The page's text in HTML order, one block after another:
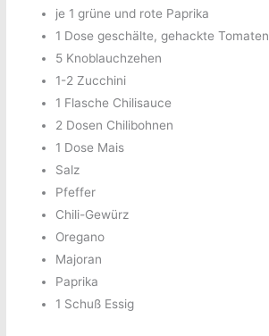
je 1 grüne und rote Paprika
1 Dose geschälte, gehackte Tomaten
5 Knoblauchzehen
1-2 Zucchini
1 Flasche Chilisauce
2 Dosen Chilibohnen
1 Dose Mais
Salz
Pfeffer
Chili-Gewürz
Oregano
Majoran
Paprika
1 Schuß Essig